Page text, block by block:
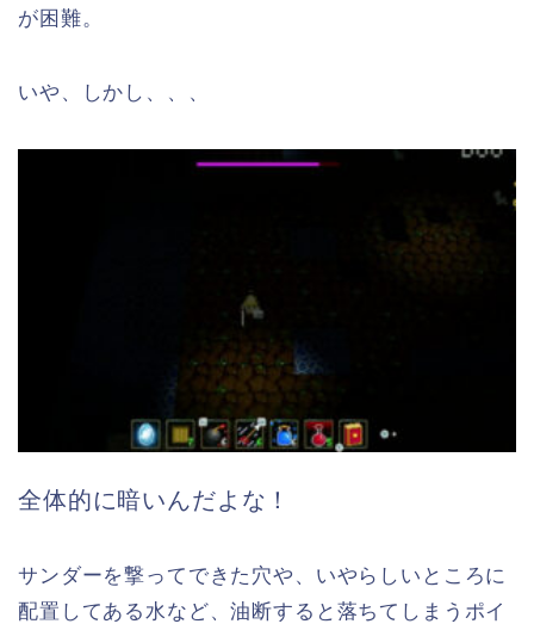
が困難。
いや、しかし、、、
全体的に暗いんだよな！
サンダーを撃ってできた穴や、いやらしいところに
配置してある水など、油断すると落ちてしまうポイ